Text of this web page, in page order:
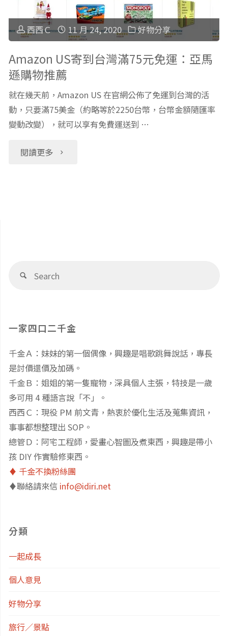
適
親
子
去
中，
搭
配
寄
台
免
西西Ｃ 11 月 24, 2020 好物分享
Amazon US寄到台灣滿75元免運：亞馬
遜購物推薦
就在幾天前，Amazon US 在官網公佈了免運到台灣的活
動，只要滿75美金（約略等於2250台幣，台幣金額隨匯率
變動改變），就可以享有免費運送到 …
閱讀更多
"Amazon
灣
75
元
免
運：
亞
馬
遜
購
Search
一家四口二千金
千金Ａ：妹妹的第一個偶像，興趣是唱歌跳舞說話，專長
是討價還價及加碼。
千金Ｂ：姐姐的第一隻寵物，深具個人主張，特技是一歲
多可用 4 種語言說「不」。
西西Ｃ：現役 PM 前文青，熱衷於優化生活及蒐集資訊，
事事都想整理出 SOP。
總管Ｄ：阿宅工程師，愛畫心智圖及煮東西，興趣是帶小
孩 DIY 作實驗修東西。
♦️ 千金不換粉絲團
♦️聯絡請來信 info@idiri.net
分類
一起成長
個人意見
好物分享
旅行／景點